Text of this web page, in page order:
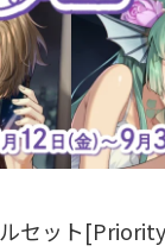
セット